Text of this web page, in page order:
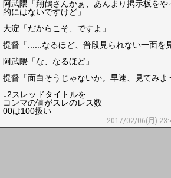
阿武隈「翔鶴さんかぁ、あんまり掲示板を
的にはないですけど」
大淀「だからこそ、ですよ」
提督「......なるほど、普段見られない一面を
阿武隈「な、なるほど」
提督「面白そうじゃないか。早速、見てみよ
↓2スレッドタイトルを
コンマの値がスレのレス数
00は100扱い
2017/02/06(月)